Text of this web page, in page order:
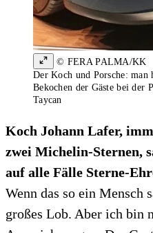
© FERA PALMA/KK
Der Koch und Porsche: man
Bekochen der Gäste bei der
Taycan
Koch Johann Lafer,
zwei Michelin-Sternen,
auf alle Fälle Sterne-
Wenn das so ein Mensch
großes Lob. Aber ich bin